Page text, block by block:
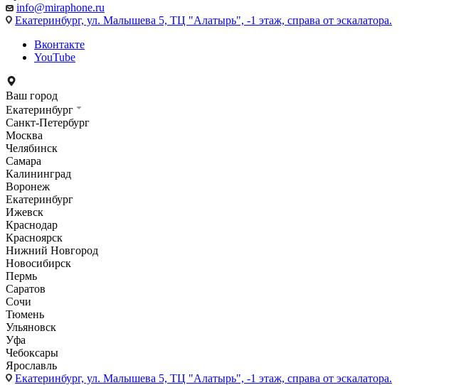
info@miraphone.ru
Екатеринбург, ул. Малышева 5, ТЦ "Алатырь", -1 этаж, справа от эскалатора.
Вконтакте
YouTube
Ваш город
Екатеринбург
Санкт-Петербург
Москва
Челябинск
Самара
Калининград
Воронеж
Екатеринбург
Ижевск
Краснодар
Красноярск
Нижний Новгород
Новосибирск
Пермь
Саратов
Сочи
Тюмень
Ульяновск
Уфа
Чебоксары
Ярославль
Екатеринбург, ул. Малышева 5, ТЦ "Алатырь", -1 этаж, справа от эскалатора.